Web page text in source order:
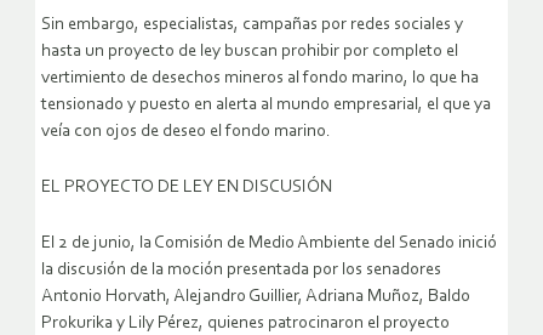
Sin embargo, especialistas, campañas por redes sociales y
hasta un proyecto de ley buscan prohibir por completo el
vertimiento de desechos mineros al fondo marino, lo que ha
tensionado y puesto en alerta al mundo empresarial, el que ya
veía con ojos de deseo el fondo marino.
EL PROYECTO DE LEY EN DISCUSIÓN
El 2 de junio, la Comisión de Medio Ambiente del Senado inició
la discusión de la moción presentada por los senadores
Antonio Horvath, Alejandro Guillier, Adriana Muñoz, Baldo
Prokurika y Lily Pérez, quienes patrocinaron el proyecto